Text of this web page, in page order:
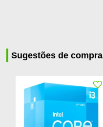
Sugestões de compra